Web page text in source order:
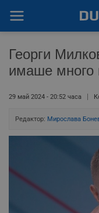
Георги
имаше много
29 май 2024 - 20:52 часа
Редактор: Мирослава